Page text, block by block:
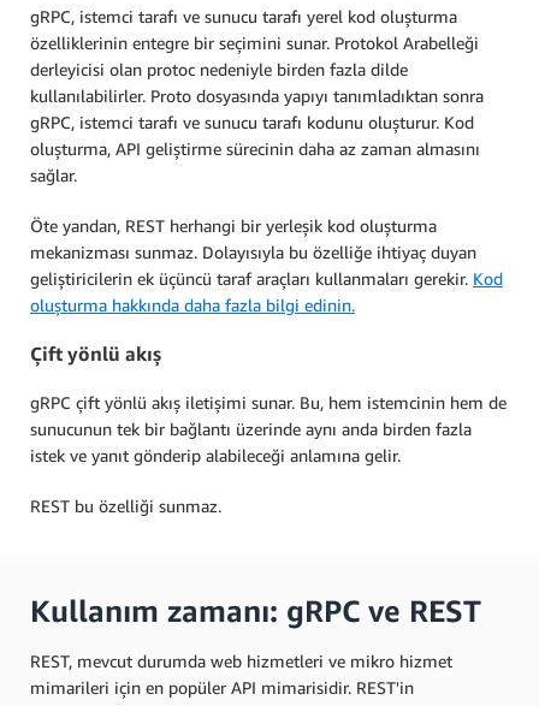
gRPC, istemci tarafı ve sunucu tarafı yerel kod oluşturma
özelliklerinin entegre bir seçimini sunar. Protokol Arabelleği
derleyicisi olan protoc nedeniyle birden fazla dilde
kullanılabilirler. Proto dosyasında yapıyı tanımladıktan sonra
gRPC, istemci tarafı ve sunucu tarafı kodunu oluşturur. Kod
oluşturma, API geliştirme sürecinin daha az zaman almasını
sağlar.
Öte yandan, REST herhangi bir yerleşik kod oluşturma
mekanizması sunmaz. Dolayısıyla bu özelliğe ihtiyaç duyan
geliştiricilerin ek üçüncü taraf araçları kullanmaları gerekir. Kod
oluşturma hakkında daha fazla bilgi edinin.
Çift yönlü akış
gRPC çift yönlü akış iletişimi sunar. Bu, hem istemcinin hem de
sunucunun tek bir bağlantı üzerinde aynı anda birden fazla
istek ve yanıt gönderip alabileceği anlamına gelir.
REST bu özelliği sunmaz.
Kullanım zamanı: gRPC ve REST
REST, mevcut durumda web hizmetleri ve mikro hizmet
mimarileri için en popüler API mimarisidir. REST'in